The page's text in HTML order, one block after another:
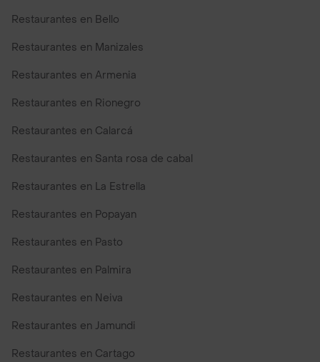
Restaurantes en Bello
Restaurantes en Manizales
Restaurantes en Armenia
Restaurantes en Rionegro
Restaurantes en Calarcá
Restaurantes en Santa rosa de cabal
Restaurantes en La Estrella
Restaurantes en Popayan
Restaurantes en Pasto
Restaurantes en Palmira
Restaurantes en Neiva
Restaurantes en Jamundi
Restaurantes en Cartago